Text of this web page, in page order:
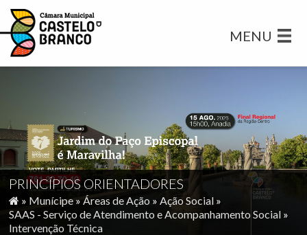
MENU
PRINCÍPIOS ORIENTADORES
» Munícipe » Áreas de Ação » Ação Social »
SAAS - Serviço de Atendimento e Acompanhamento Social »
Intervenção Técnica